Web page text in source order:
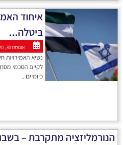
איחוד
ביטלה...
אוגוסט 30, 2020
נשיא
לקיים הסכמי
כיומיים...
הנורמליזציה מתקרבת –